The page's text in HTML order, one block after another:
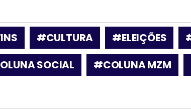
#CULTURA #ELEIÇÕES
SOCIAL #COLUNA MZM